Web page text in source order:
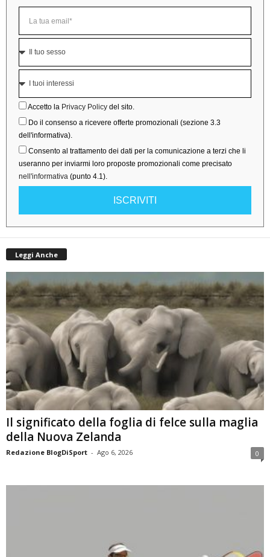
Accetto la Privacy Policy del sito.
Do il consenso a ricevere offerte promozionali (sezione 3.3
dell'informativa).
Consento al trattamento dei dati per la comunicazione a terzi che li
useranno per inviarmi loro proposte promozionali come precisato
nell'informativa (punto 4.1).
ISCRIVITI
Leggi Anche
Il significato della foglia di felce sulla maglia
della Nuova Zelanda
Redazione BlogDiSport - Ago 6, 2026 0